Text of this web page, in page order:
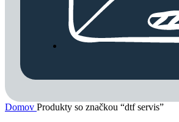
Domov Produkty so značkou “dtf servis”